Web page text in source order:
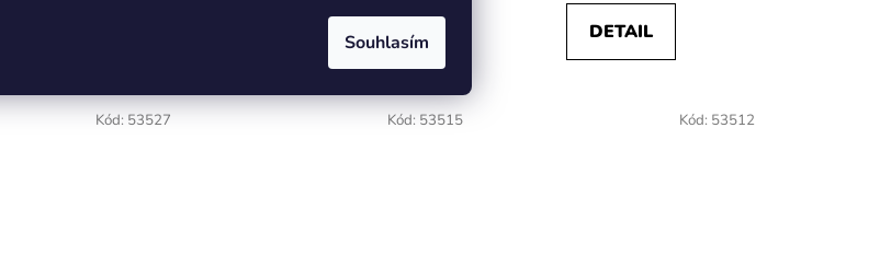
Souhlasím
DETAIL DETAIL
Kód: 53527 Kód: 53515 Kód: 53512